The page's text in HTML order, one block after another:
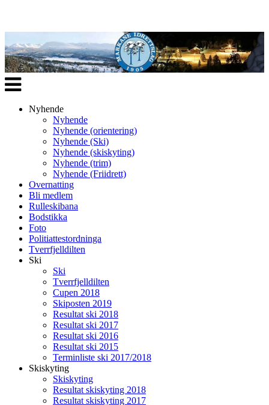
Veksle
navigasjon
Nyhende
Nyhende
Nyhende (orientering)
Nyhende (Ski)
Nyhende (skiskyting)
Nyhende (trim)
Nyhende (Friidrett)
Overnatting
Bli medlem
Rulleskibana
Bodstikka
Foto
Politiattestordninga
Tverrfjelldilten
Ski
Ski
Tverrfjelldilten
Cupen 2018
Skiposten 2019
Resultat ski 2018
Resultat ski 2017
Resultat ski 2016
Resultat ski 2015
Terminliste ski 2017/2018
Skiskyting
Skiskyting
Resultat skiskyting 2018
Resultat skiskyting 2017